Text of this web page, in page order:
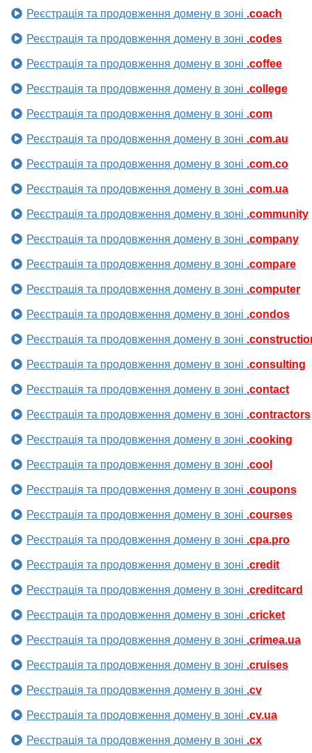
Реєстрація та продовження домену в зоні .coach
Реєстрація та продовження домену в зоні .codes
Реєстрація та продовження домену в зоні .coffee
Реєстрація та продовження домену в зоні .college
Реєстрація та продовження домену в зоні .com
Реєстрація та продовження домену в зоні .com.au
Реєстрація та продовження домену в зоні .com.co
Реєстрація та продовження домену в зоні .com.ua
Реєстрація та продовження домену в зоні .community
Реєстрація та продовження домену в зоні .company
Реєстрація та продовження домену в зоні .compare
Реєстрація та продовження домену в зоні .computer
Реєстрація та продовження домену в зоні .condos
Реєстрація та продовження домену в зоні
Реєстрація та продовження домену в зоні .consulting
Реєстрація та продовження домену в зоні .contact
Реєстрація та продовження домену в зоні .contractors
Реєстрація та продовження домену в зоні .cooking
Реєстрація та продовження домену в зоні .cool
Реєстрація та продовження домену в зоні .coupons
Реєстрація та продовження домену в зоні .courses
Реєстрація та продовження домену в зоні .cpa.pro
Реєстрація та продовження домену в зоні .credit
Реєстрація та продовження домену в зоні .creditcard
Реєстрація та продовження домену в зоні .cricket
Реєстрація та продовження домену в зоні .crimea.ua
Реєстрація та продовження домену в зоні .cruises
Реєстрація та продовження домену в зоні .cv
Реєстрація та продовження домену в зоні .cv.ua
Реєстрація та продовження домену в зоні .cx